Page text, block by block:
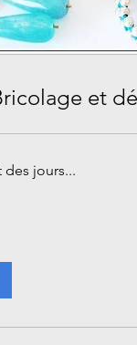
et
jours...